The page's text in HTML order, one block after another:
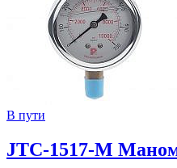
В пути
JTC-1517-M